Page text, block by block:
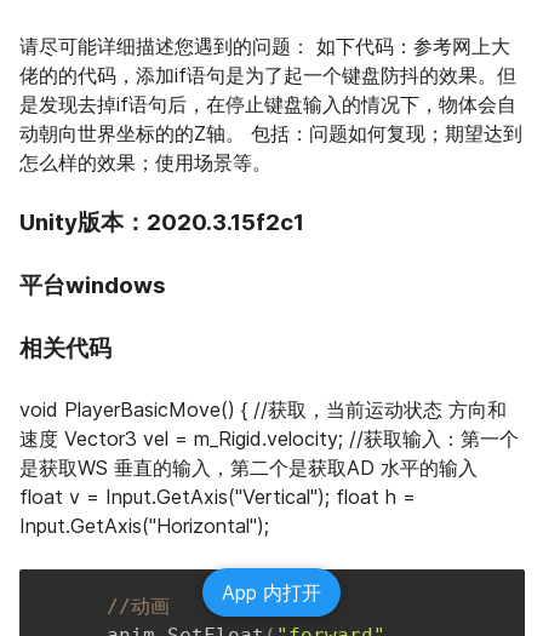
请尽可能详细描述您遇到的问题： 如下代码：参考网上大
佬的的代码，添加if语句是为了起一个键盘防抖的效果。但
是发现去掉if语句后，在停止键盘输入的情况下，物体会自
动朝向世界坐标的的Z轴。 包括：问题如何复现；期望达到
怎么样的效果；使用场景等。
Unity版本：2020.3.15f2c1
平台windows
相关代码
void PlayerBasicMove() { //获取，当前运动状态 方向和
速度 Vector3 vel = m_Rigid.velocity; //获取输入：第一个
是获取WS 垂直的输入，第二个是获取AD 水平的输入
float v = Input.GetAxis("Vertical"); float h =
Input.GetAxis("Horizontal");
//动画
App 内打开